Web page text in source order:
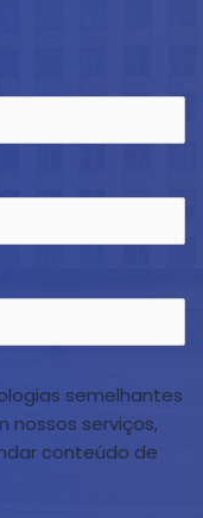
semelhantes
nossos serviços,
conteúdo de